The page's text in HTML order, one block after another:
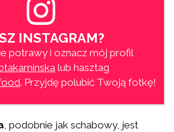
INSTAGRAM?
potrawy i oznacz mój profil
lub hasztag
. Przyjdę polubić Twoją fotkę!
, podobnie jak schabowy, jest